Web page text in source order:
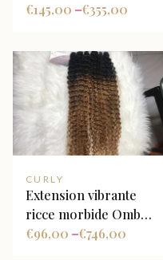
145,00
€ – 355,00
€
CURLY
Extension vibrante
ricce morbide Ombre
TN/8 personalizzato
96,00
€ – 746,00
€